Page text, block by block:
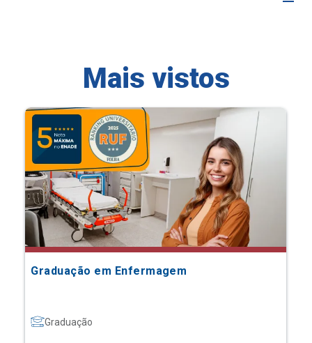
Mais vistos
Graduação em Enfermagem
Graduação